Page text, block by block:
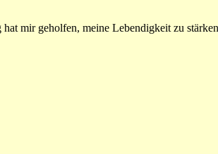
mir geholfen, meine Lebendigkeit zu